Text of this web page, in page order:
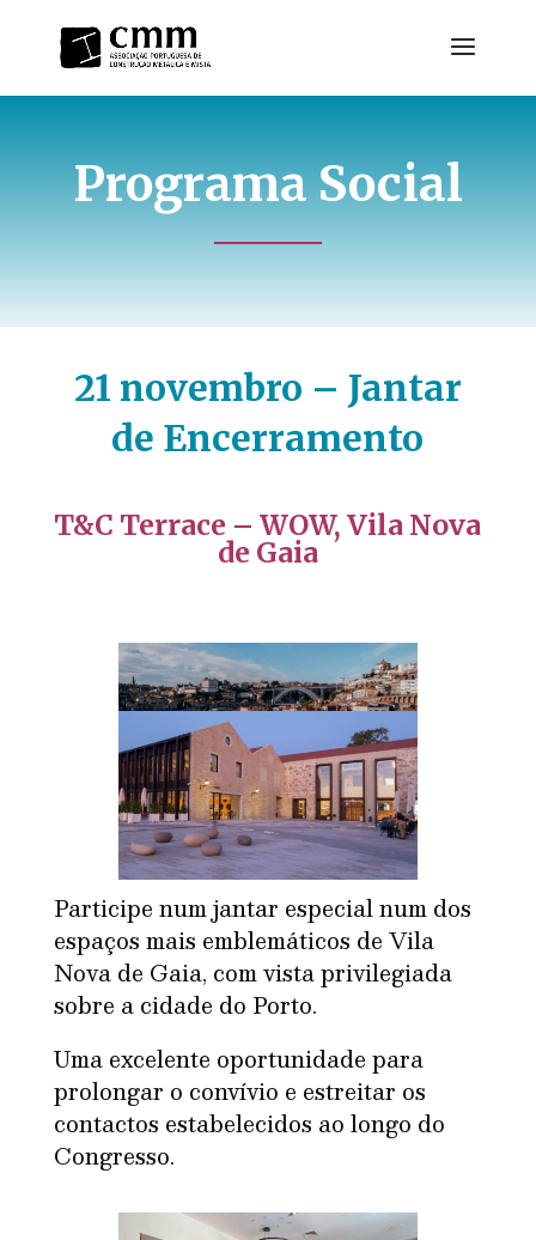
Programa Social
21 novembro – Jantar
de Encerramento
T&C Terrace – WOW, Vila Nova
de Gaia
Participe num jantar especial num dos
espaços mais emblemáticos de Vila
Nova de Gaia, com vista privilegiada
sobre a cidade do Porto.
Uma excelente oportunidade para
prolongar o convívio e estreitar os
contactos estabelecidos ao longo do
Congresso.